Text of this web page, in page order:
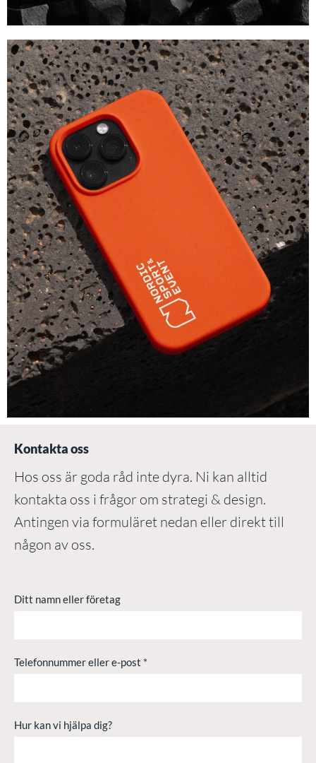
Kontakta oss
Hos oss är goda råd inte dyra. Ni kan alltid
kontakta oss i frågor om strategi & design.
Antingen via formuläret nedan eller direkt till
någon av oss.
Ditt namn eller företag
Telefonnummer eller e-post *
Hur kan vi hjälpa dig?